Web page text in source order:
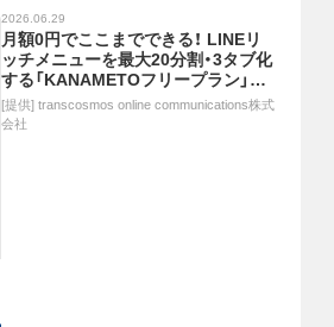
2026.06.29
月額0円でここまでできる！ LINEリ
ッチメニューを最大20分割・3タブ化
する「KANAMETOフリープラン」ご
紹介セミナー｜7/9(木)11時開催
[提供] transcosmos online communications株式
会社